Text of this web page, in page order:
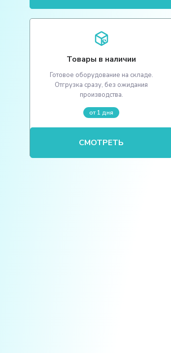
Товары в наличии
Готовое оборудование на складе.
Отгрузка сразу, без ожидания
производства.
от 1 дня
СМОТРЕТЬ